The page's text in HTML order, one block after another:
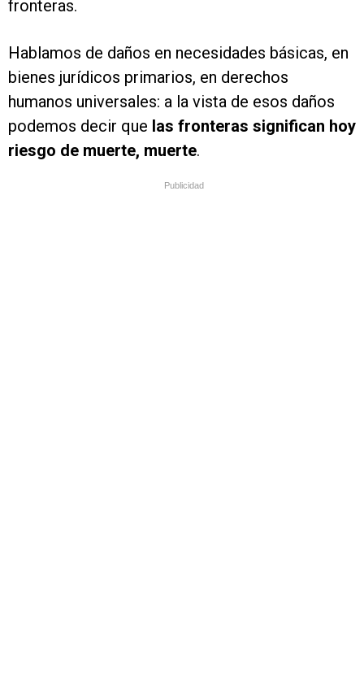
fronteras.
Hablamos de daños en necesidades básicas, en
bienes jurídicos primarios, en derechos
humanos universales: a la vista de esos daños
podemos decir que las fronteras significan hoy
riesgo de muerte, muerte.
Publicidad